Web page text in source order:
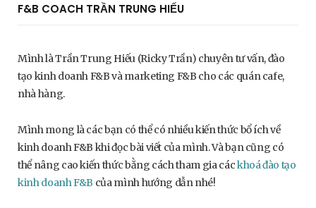
F&B COACH TRẦN TRUNG HIẾU
Mình là Trần Trung Hiếu (Ricky Trần) chuyên tư vấn, đào
tạo kinh doanh F&B và marketing F&B cho các quán cafe,
nhà hàng.
Mình mong là các bạn có thể có nhiều kiến thức bổ ích về
kinh doanh F&B khi đọc bài viết của mình. Và bạn cũng có
thể nâng cao kiến thức bằng cách tham gia cáckhoá đào tạo
kinh doanh F&B của mình hướng dẫn nhé!